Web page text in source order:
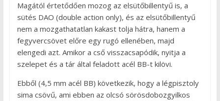
Magától értetődően mozog az elsütőbillentyű is, a
sütés DAO (double action only), és az elsütőbillentyű
nem a mozgathatatlan kakast tolja hátra, hanem a
fegyvercsövet előre egy rugó ellenében, majd
elengedi azt. Amikor a cső visszacsapódik, nyitja a
szelepet és a tár által feladott acél BB-t kilövi.
Ebből (4,5 mm acél BB) következik, hogy a légpisztoly
sima csövű, ami ebben az olcsó sörösdobozgyilkos